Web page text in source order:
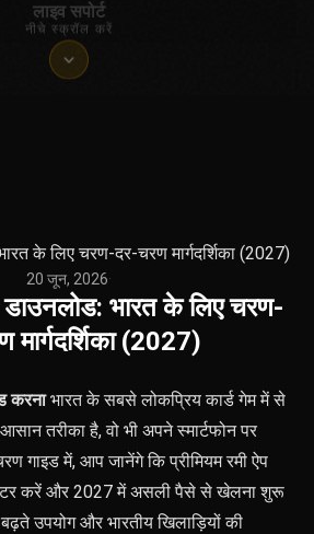
लाइव सपोर्ट
नीचे स्क्रॉल करें
के लिए चरण-दर-चरण मार्गदर्शिका (2027)
20 जून, 2026·
डाउनलोड: भारत के लिए चरण-
मार्गदर्शिका (2027)
करनाभारत के सबसे लोकप्रिय कार्ड गेम में से
तरीका है, वो भी अपने स्मार्टफोन पर
गाइड में, आप जानेंगे कि प्रीमियम रमी ऐप
करें और 2027 में असली पैसे से खेलना शुरू
उपयोग और भारतीय खिलाड़ियों की